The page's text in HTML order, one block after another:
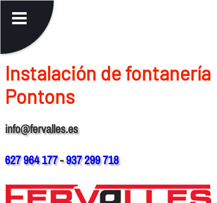
Instalación de fontanerí­a
Pontons
info@fervalles.es
627 964 177-937 299 718